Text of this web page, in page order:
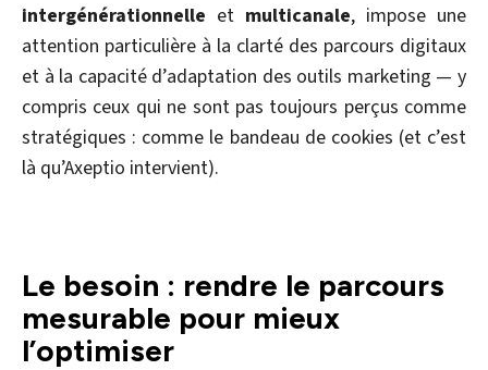
intergénérationnelle et multicanale, impose une
attention particulière à la clarté des parcours digitaux
et à la capacité d’adaptation des outils marketing — y
compris ceux qui ne sont pas toujours perçus comme
stratégiques : comme le bandeau de cookies (et c’est
là qu’Axeptio intervient).
Le besoin : rendre le parcours
mesurable pour mieux
l’optimiser